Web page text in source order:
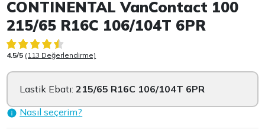
CONTINENTAL VanContact 100
215/65 R16C 106/104T 6PR
4.5/5 (113 Değerlendirme)
Lastik Ebatı:215/65 R16C 106/104T 6PR
Nasıl seçerim?